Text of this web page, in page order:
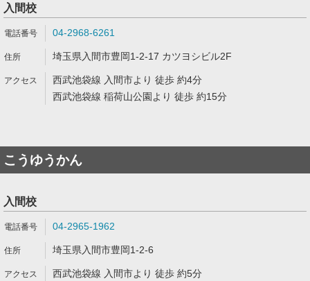
入間校
04-2968-6261
埼玉県入間市豊岡1-2-17 カツヨシビル2F
西武池袋線 入間市より 徒歩 約4分
西武池袋線 稲荷山公園より 徒歩 約15分
こうゆうかん
入間校
04-2965-1962
埼玉県入間市豊岡1-2-6
西武池袋線 入間市より 徒歩 約5分